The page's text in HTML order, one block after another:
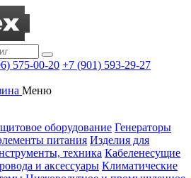
575-00-20 +7 (901) 593-29-27
Меню
оборудование Генераторы
питания Изделия для
техника Кабеленесущие
и аксессуары Климатические